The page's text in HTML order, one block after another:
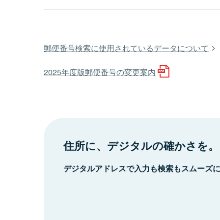
郵便番号検索に使用されているデータについて
2025年度版郵便番号の変更案内
住所に、デジタルの確かさを。
デジタルアドレスで入力も検索もスムーズ